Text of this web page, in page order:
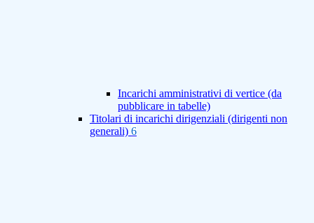
Incarichi amministrativi di vertice (da
pubblicare in tabelle)
Titolari di incarichi dirigenziali (dirigenti non
generali) 6